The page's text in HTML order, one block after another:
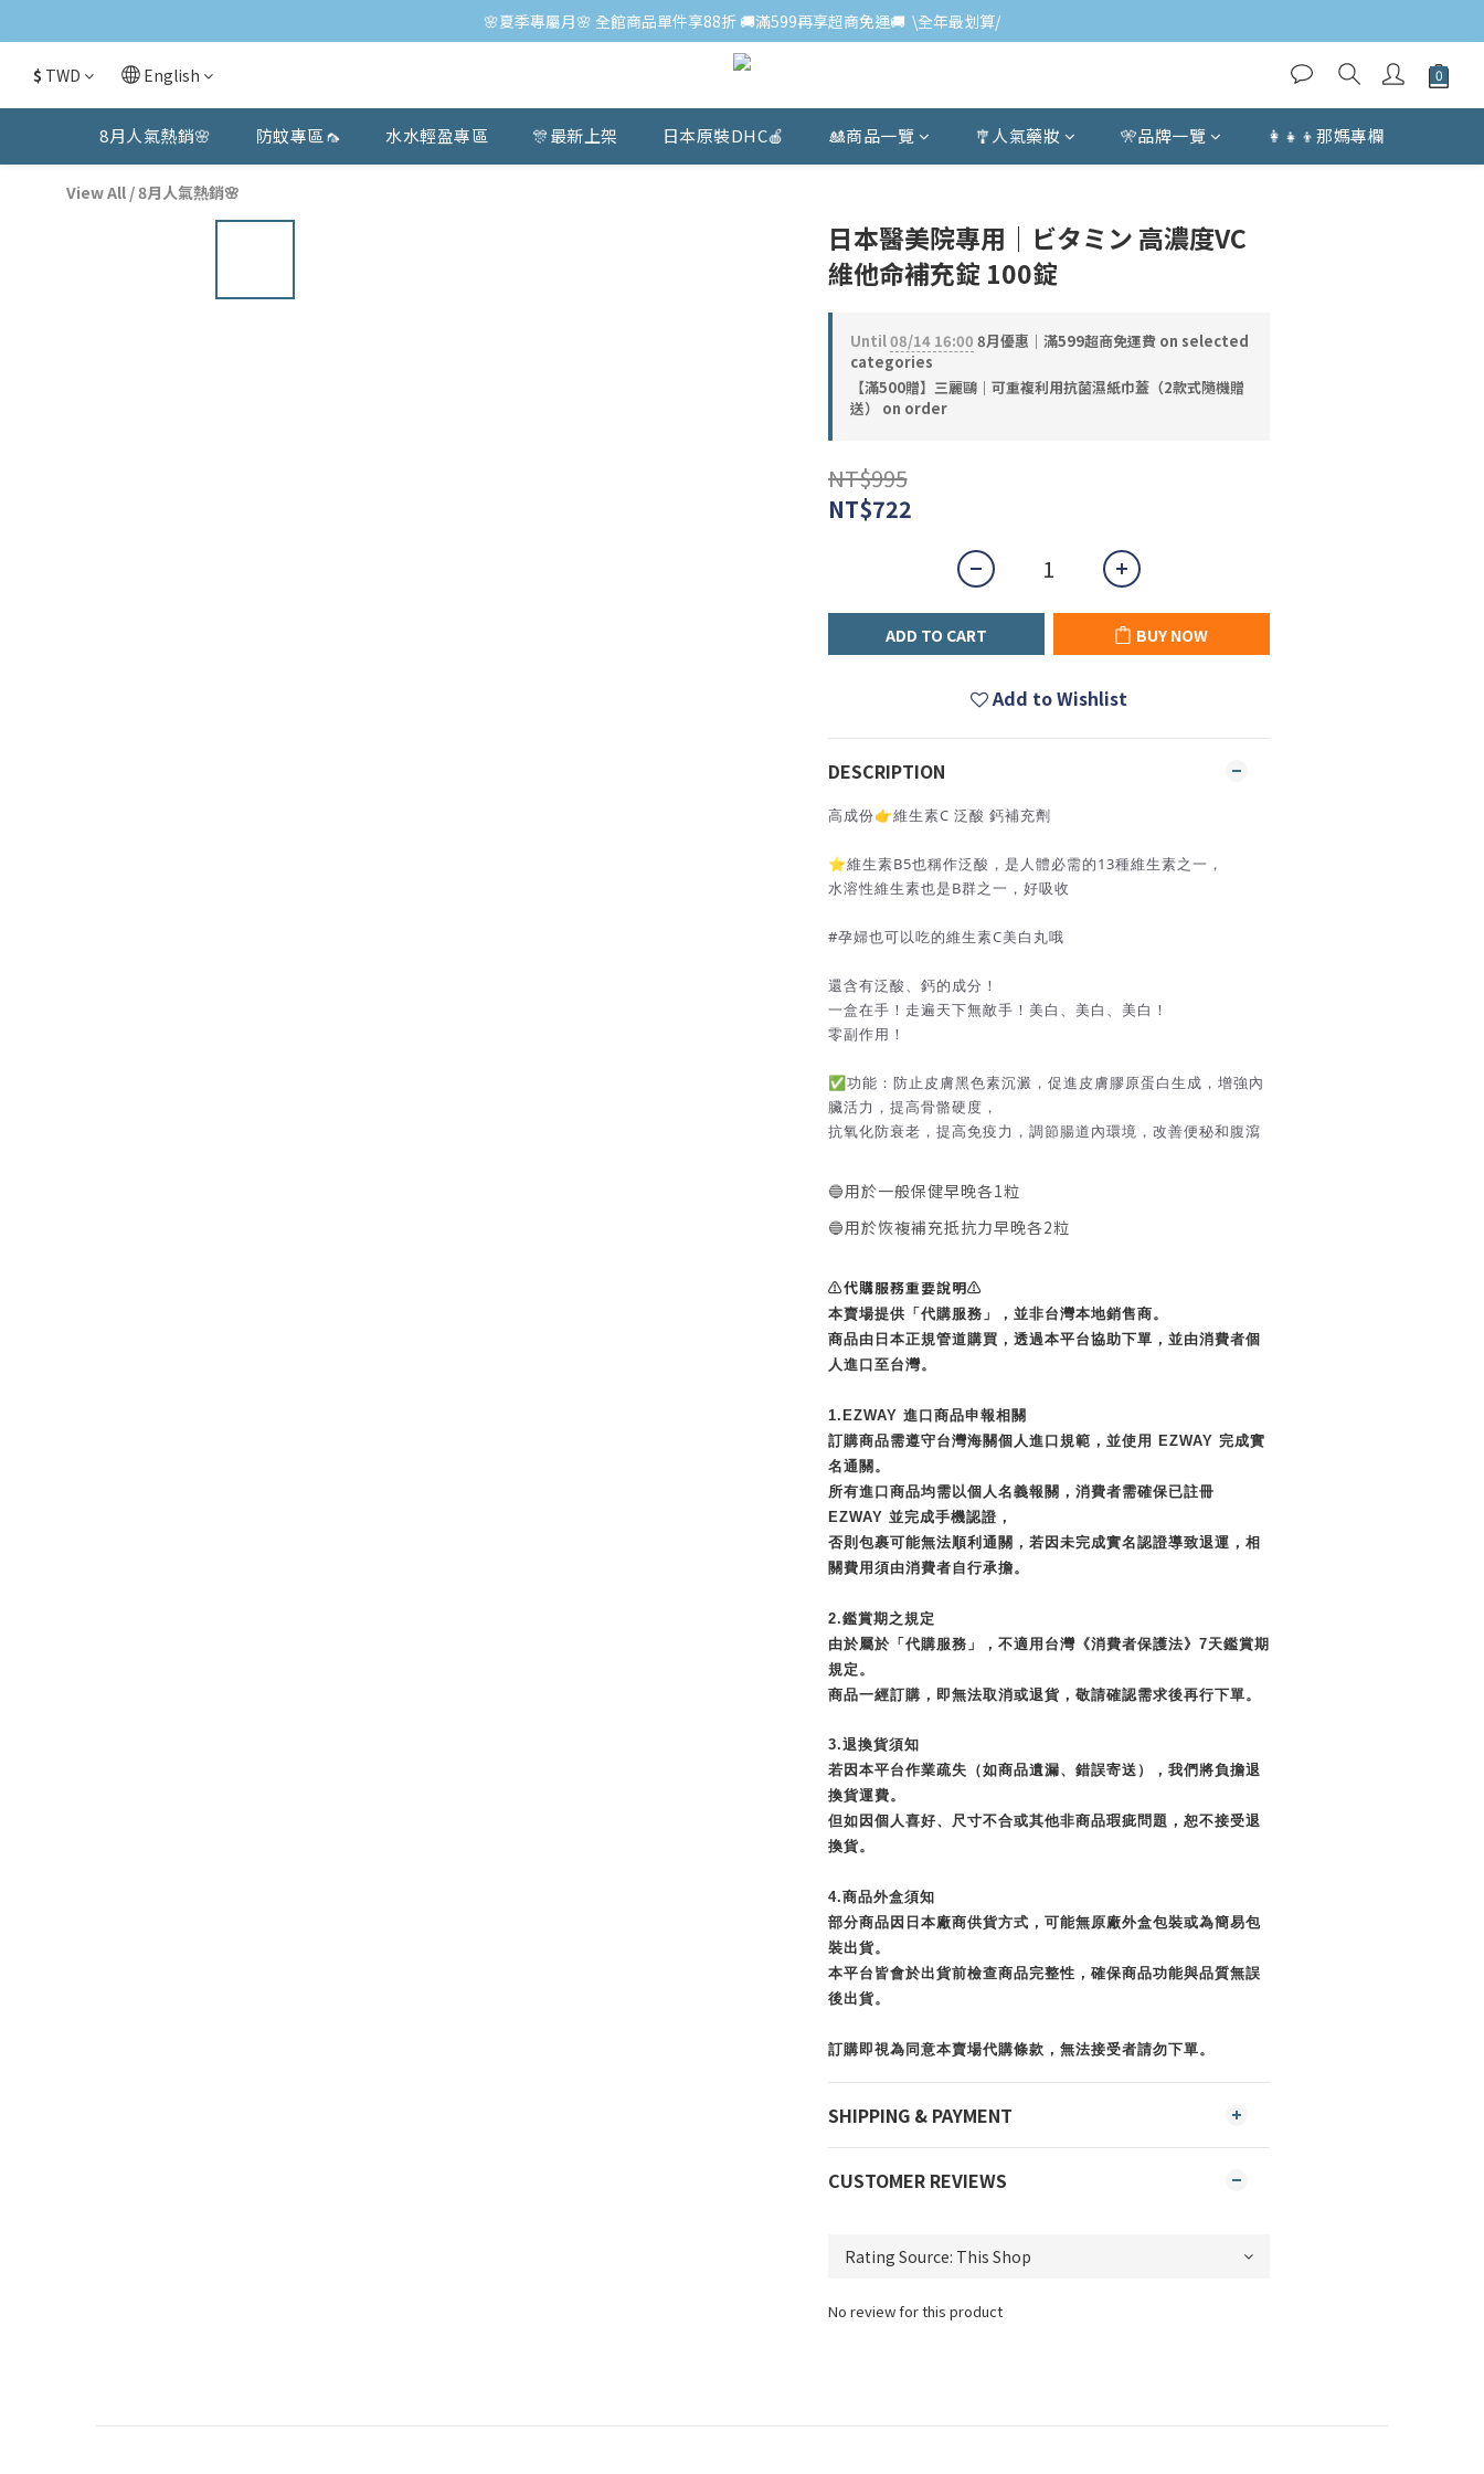
🌸夏季專屬月🌸 全館商品單件享88折 🚚滿599再享超商免運🚚  \全年最划算/
$ TWD English
8月人氣熱銷🌸 防蚊專區🦟 水水輕盈專區 🎊最新上架 日本原裝DHC🍎 🎎商品一覽 🎐人氣藥妝 🎌品牌一覽 👩‍👧‍👦那媽專欄
View All /8月人氣熱銷🌸
日本醫美院專用｜ビタミン 高濃度VC
維他命補充錠 100錠
Until08/14 16:00 8月優惠｜滿599超商免運費 on selected
categories
【滿500贈】三麗鷗｜可重複利用抗菌濕紙巾蓋（2款式隨機贈
送） on order
NT$995
NT$722
ADD TO CART BUY NOW
Add to Wishlist
DESCRIPTION
高成份👉維生素C 泛酸 鈣補充劑
⭐️維生素B5也稱作泛酸，是人體必需的13種維生素之一，
水溶性維生素也是B群之一，好吸收
#孕婦也可以吃的維生素C美白丸哦
還含有泛酸、鈣的成分！
一盒在手！走遍天下無敵手！美白、美白、美白！
零副作用！
✅功能：防止皮膚黑色素沉澱，促進皮膚膠原蛋白生成，增強內
臟活力，提高骨骼硬度，
抗氧化防衰老，提高免疫力，調節腸道內環境，改善便秘和腹瀉
🔵用於一般保健早晚各1粒
🔵用於恢複補充抵抗力早晚各2粒
⚠️代購服務重要說明⚠️
本賣場提供「代購服務」，並非台灣本地銷售商。
商品由日本正規管道購買，透過本平台協助下單，並由消費者個
人進口至台灣。
1.EZWAY 進口商品申報相關
訂購商品需遵守台灣海關個人進口規範，並使用 EZWAY 完成實
名通關。
所有進口商品均需以個人名義報關，消費者需確保已註冊
EZWAY 並完成手機認證，
否則包裹可能無法順利通關，若因未完成實名認證導致退運，相
關費用須由消費者自行承擔。
2.鑑賞期之規定
由於屬於「代購服務」，不適用台灣《消費者保護法》7天鑑賞期
規定。
商品一經訂購，即無法取消或退貨，敬請確認需求後再行下單。
3.退換貨須知
若因本平台作業疏失（如商品遺漏、錯誤寄送），我們將負擔退
換貨運費。
但如因個人喜好、尺寸不合或其他非商品瑕疵問題，恕不接受退
換貨。
4.商品外盒須知
部分商品因日本廠商供貨方式，可能無原廠外盒包裝或為簡易包
裝出貨。
本平台皆會於出貨前檢查商品完整性，確保商品功能與品質無誤
後出貨。
訂購即視為同意本賣場代購條款，無法接受者請勿下單。
SHIPPING & PAYMENT
CUSTOMER REVIEWS
No review for this product